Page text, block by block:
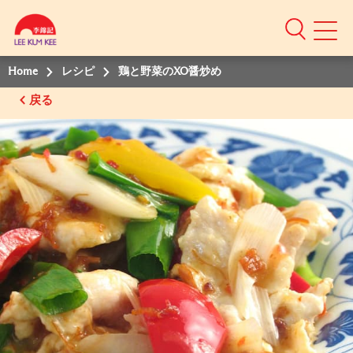
Home レシピ 鶏と野菜のXO醤炒め
戻る